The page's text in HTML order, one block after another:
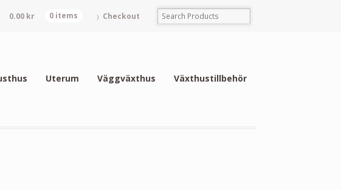
0.00 kr 0 items Checkout
Uterum Väggväxthus Växthustillbehör